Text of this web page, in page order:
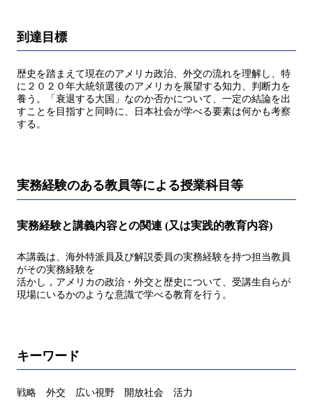
到達目標
歴史を踏まえて現在のアメリカ政治、外交の流れを理解し、特
に２０２０年大統領選後のアメリカを展望する知力、判断力を
養う。「衰退する大国」なのか否かについて、一定の結論を出
すことを目指すと同時に、日本社会が学べる要素は何かも考察
する。
実務経験のある教員等による授業科目等
実務経験と講義内容との関連 (又は実践的教育内容)
本講義は、海外特派員及び解説委員の実務経験を持つ担当教員
がその実務経験を
活かし，アメリカの政治・外交と歴史について、受講生自らが
現場にいるかのような意識で学べる教育を行う。
キーワード
戦略 外交 広い視野 開放社会 活力